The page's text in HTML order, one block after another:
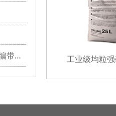
你知道陶氏反渗透膜主要性能有哪些吗？小编带你详细了解